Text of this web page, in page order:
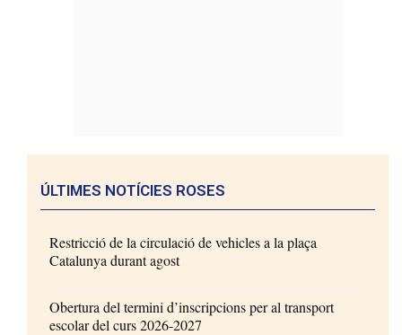
ÚLTIMES NOTÍCIES ROSES
Restricció de la circulació de vehicles a la plaça
Catalunya durant agost
Obertura del termini d’inscripcions per al transport
escolar del curs 2026-2027